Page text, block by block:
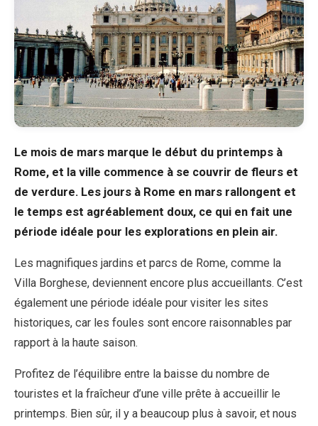
Tous les souvenirs
Posters
T-Shirts
License Plates
À propos
EN DE ES FR IT
Le mois de mars marque le début du printemps à
Rome, et la ville commence à se couvrir de fleurs et
de verdure. Les jours à Rome en mars rallongent et
le temps est agréablement doux, ce qui en fait une
période idéale pour les explorations en plein air.
Les magnifiques jardins et parcs de Rome, comme la
Villa Borghese, deviennent encore plus accueillants. C’est
également une période idéale pour visiter les sites
historiques, car les foules sont encore raisonnables par
rapport à la haute saison.
Profitez de l’équilibre entre la baisse du nombre de
touristes et la fraîcheur d’une ville prête à accueillir le
printemps. Bien sûr, il y a beaucoup plus à savoir, et nous